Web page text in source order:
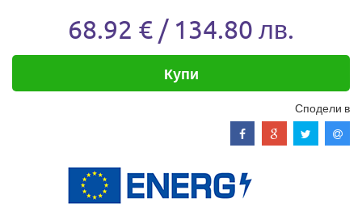
68.92 € / 134.80 лв.
Купи
Сподели в